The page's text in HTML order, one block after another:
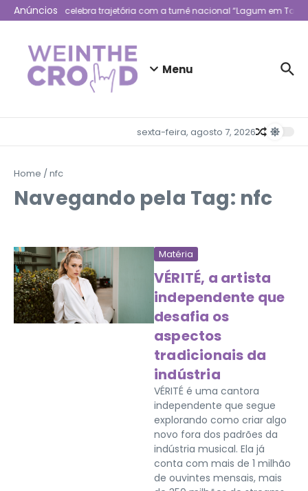
Ir para o conteúdo
Anúncios
Lagum celebra trajetória com a turnê nacional “Lagum em Todo
Menu
sexta-feira, agosto 7, 2026
Home /nfc
Navegando pela Tag: nfc
Matéria
VÉRITÉ, a artista
independente que
desafia os
aspectos
tradicionais da
indústria
VÉRITÉ é uma cantora
independente que segue
explorando como criar algo
novo fora dos padrões da
indústria musical. Ela já
conta com mais de 1 milhão
de ouvintes mensais, mais